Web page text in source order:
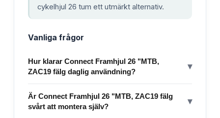
cykelhjul 26 tum ett utmärkt alternativ.
Vanliga frågor
Hur klarar Connect Framhjul 26 "MTB,
ZAC19 fälg daglig användning?
▾
Är Connect Framhjul 26 "MTB, ZAC19 fälg
svårt att montera själv?
▾